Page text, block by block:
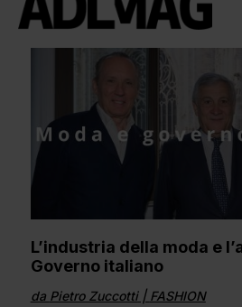
L’industria della moda e
Governo italiano
da Pietro Zuccotti| FASHION